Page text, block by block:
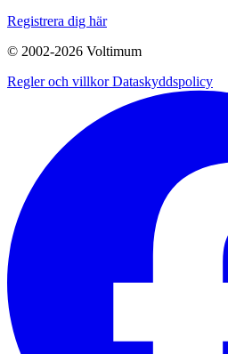
Registrera dig här
© 2002-2026 Voltimum
Regler och villkorDataskyddspolicy